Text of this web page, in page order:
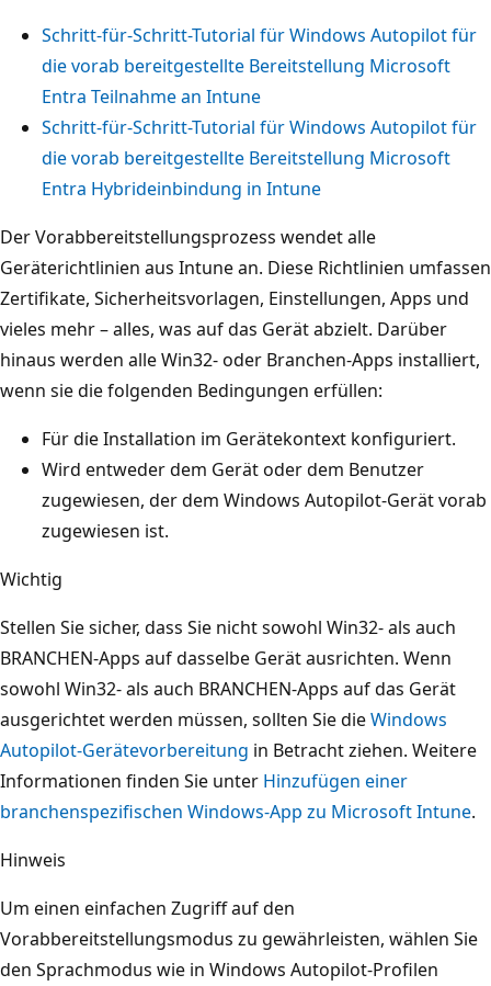
Schritt-für-Schritt-Tutorial für Windows Autopilot für
die vorab bereitgestellte Bereitstellung Microsoft
Entra Teilnahme an Intune
Schritt-für-Schritt-Tutorial für Windows Autopilot für
die vorab bereitgestellte Bereitstellung Microsoft
Entra Hybrideinbindung in Intune
Der Vorabbereitstellungsprozess wendet alle
Geräterichtlinien aus Intune an. Diese Richtlinien umfassen
Zertifikate, Sicherheitsvorlagen, Einstellungen, Apps und
vieles mehr – alles, was auf das Gerät abzielt. Darüber
hinaus werden alle Win32- oder Branchen-Apps installiert,
wenn sie die folgenden Bedingungen erfüllen:
Für die Installation im Gerätekontext konfiguriert.
Wird entweder dem Gerät oder dem Benutzer
zugewiesen, der dem Windows Autopilot-Gerät vorab
zugewiesen ist.
Wichtig
Stellen Sie sicher, dass Sie nicht sowohl Win32- als auch
BRANCHEN-Apps auf dasselbe Gerät ausrichten. Wenn
sowohl Win32- als auch BRANCHEN-Apps auf das Gerät
ausgerichtet werden müssen, sollten Sie dieWindows
Autopilot-Gerätevorbereitung in Betracht ziehen. Weitere
Informationen finden Sie unter Hinzufügen einer
branchenspezifischen Windows-App zu Microsoft Intune.
Hinweis
Um einen einfachen Zugriff auf den
Vorabbereitstellungsmodus zu gewährleisten, wählen Sie
den Sprachmodus wie in Windows Autopilot-Profilen